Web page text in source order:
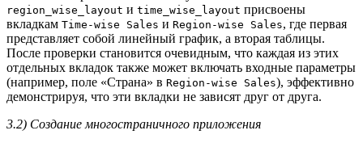
region_wise_layout и time_wise_layout присвоены
вкладкам Time-wise Sales и Region-wise Sales, где первая
представляет собой линейный график, а вторая таблицы.
После проверки становится очевидным, что каждая из этих
отдельных вкладок также может включать входные параметры
(например, поле «Страна» в Region-wise Sales), эффективно
демонстрируя, что эти вкладки не зависят друг от друга.
3.2) Создание многостраничного приложения